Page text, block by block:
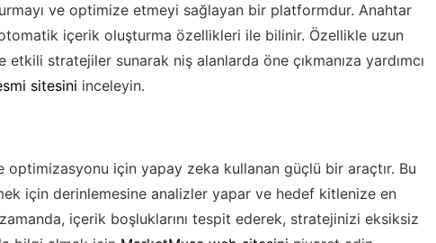
ve optimize etmeyi sağlayan bir platformdur. Anahtar
içerik oluşturma özellikleri ile bilinir. Özellikle uzun
stratejiler sunarak niş alanlarda öne çıkmanıza yardımcı
sitesini inceleyin.
optimizasyonu için yapay zeka kullanan güçlü bir araçtır. Bu
için derinlemesine analizler yapar ve hedef kitlenize en
içerik boşluklarını tespit ederek, stratejinizi eksiksiz